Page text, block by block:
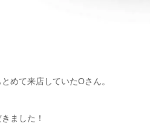
めて来店していたOさん。
ました！